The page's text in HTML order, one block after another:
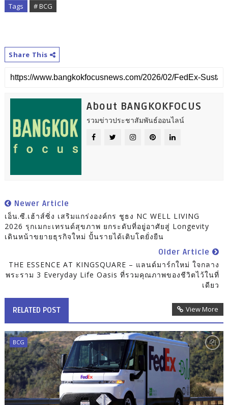
Tags # BCG
Share This
About BANGKOKFOCUS
รวมข่าวประชาสัมพันธ์ออนไลน์
Newer Article
เอ็น.ซี.เฮ้าส์ซิ่ง เสริมแกร่งองค์กร ชูธง NC WELL LIVING
2026 รุกเมกะเทรนด์สุขภาพ ยกระดับที่อยู่อาศัยสู่ Longevity
เดินหน้าขยายธุรกิจใหม่ ปั้นรายได้เติบโตยั่งยืน
Older Article
THE ESSENCE AT KINGSQUARE – แลนด์มาร์กใหม่ ใจกลาง
พระราม 3 Everyday Life Oasis ที่รวมคุณภาพของชีวิตไว้ในที่
เดียว
RELATED POST View More
BCG